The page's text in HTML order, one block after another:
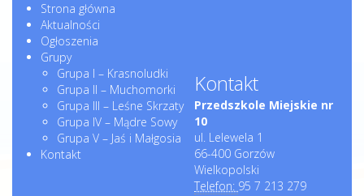
Strona główna
Aktualności
Ogłoszenia
Grupy
Grupa I – Krasnoludki
Grupa II – Muchomorki
Grupa III – Leśne Skrzaty
Grupa IV – Mądre Sowy
Grupa V – Jaś i Małgosia
Kontakt
Kontakt
Przedszkole Miejskie nr
10
ul. Lelewela 1
66-400 Gorzów
Wielkopolski
Telefon: 95 7 213 279